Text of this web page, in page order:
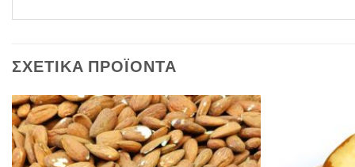
ΣΧΕΤΙΚΆ ΠΡΟΪΌΝΤΑ
Προσθήκη
στη Λίστα
Επιθυμιών